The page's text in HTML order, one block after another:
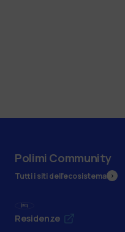
Polimi Community
Tutti i siti dell’ecosistema
Residenze